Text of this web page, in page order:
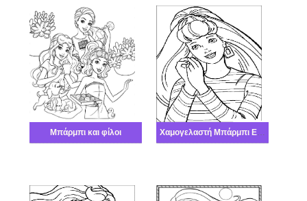
Μπάρμπι και φίλοι Χαμογελαστή Μπάρμπι Εκτυπώσιμη